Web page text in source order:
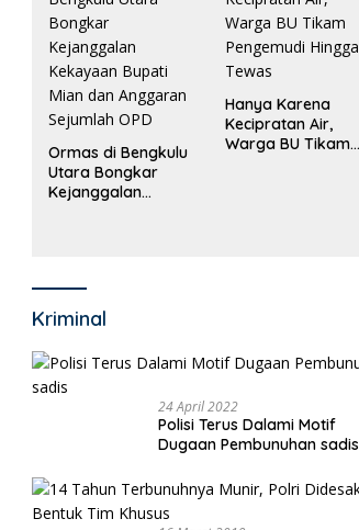
Ormas di Bengkulu
Utara Bongkar
Kejanggalan
Hanya Karena
Kecipratan Air,
Warga BU Tikam
Kriminal
24 April 2022
Polisi Terus Dalami Motif
Dugaan Pembunuhan sadis